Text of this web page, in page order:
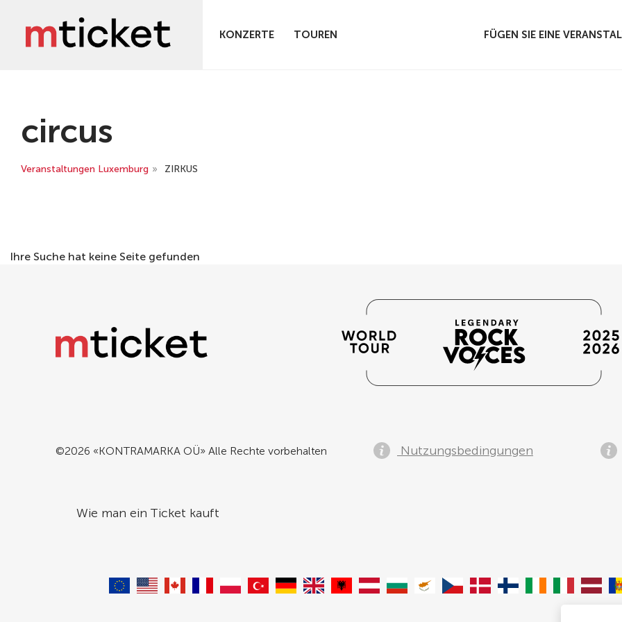
KONZERTE TOUREN FÜGEN SIE EINE
circus
Veranstaltungen Luxemburg » ZIRKUS
Ihre Suche hat keine Seite gefunden
©2026 «KONTRAMARKA OÜ» Alle Rechte vorbehalten Nutzungsbedingungen
Wie man ein Ticket kauft